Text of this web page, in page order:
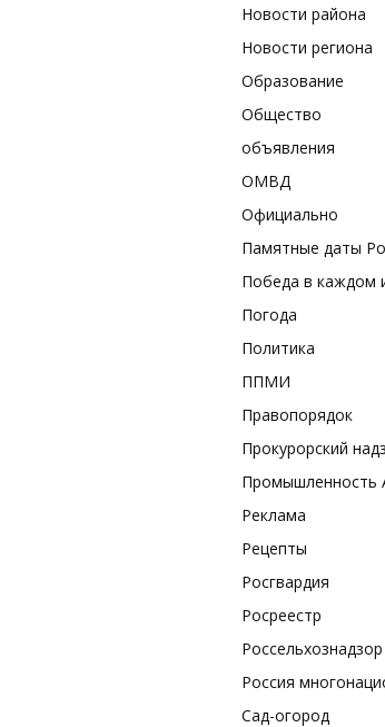
Новости района
Новости региона
Образование
Общество
объявления
ОМВД
Официально
Памятные даты
Победа в каждом
Погода
Политика
ППМИ
Правопорядок
Прокурорский
Промышленность
Реклама
Рецепты
Росгвардия
Росреестр
Россельхознадзор
Россия
Сад-огород